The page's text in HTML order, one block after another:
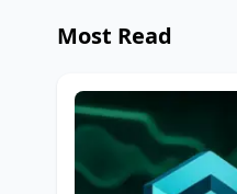
Most Read